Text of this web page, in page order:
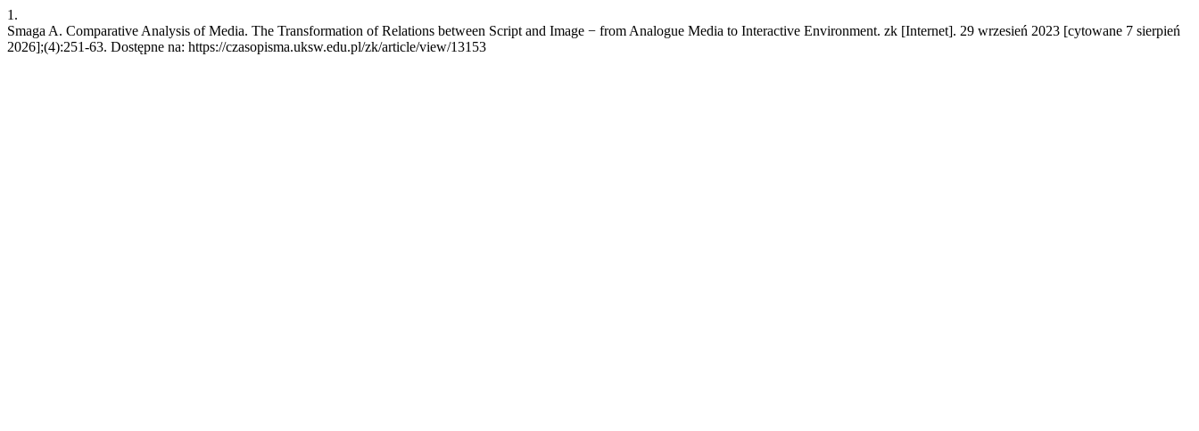
1.
Smaga A. Comparative Analysis of Media. The Transformation of Relations between Script and Image − from Analogue Media to Interactive Environment. zk [Internet]. 29 wrzesień 2023 [cytowane 7 sierpień
2026];(4):251-63. Dostępne na: https://czasopisma.uksw.edu.pl/zk/article/view/13153